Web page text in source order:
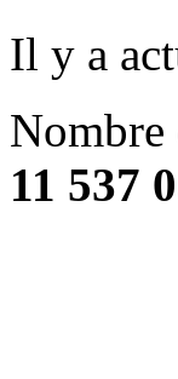
Il y a
Nombre
11 537